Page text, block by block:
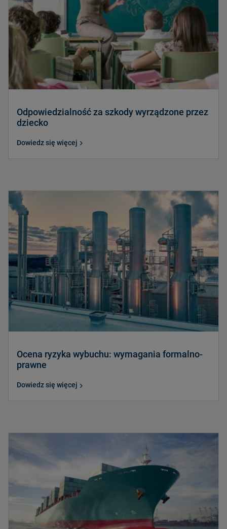
Odpowiedzialność za szkody wyrządzone przez
dziecko
Dowiedz się więcej
Ocena ryzyka wybuchu: wymagania formalno-
prawne
Dowiedz się więcej